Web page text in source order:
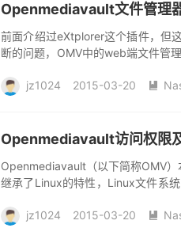
Openmediavault文件管理
前面介绍过eXtplorer这个插件，但
断的问题，OMV中的web端文件管
jz1024 2015-03-20 
Openmediavault访问权限
Openmediavault（以下简称OMV
继承了Linux的特性，Linux文件系
jz1024 2015-03-20 